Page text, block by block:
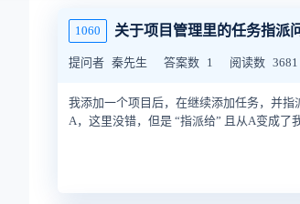
1060 关于项目管理里的任务指派
提问者 秦先生 答案数 1 阅读数 3681
我添加一个项目后，在继续添加任务，并
A，这里没错，但是 “指派给” 且从A变成了